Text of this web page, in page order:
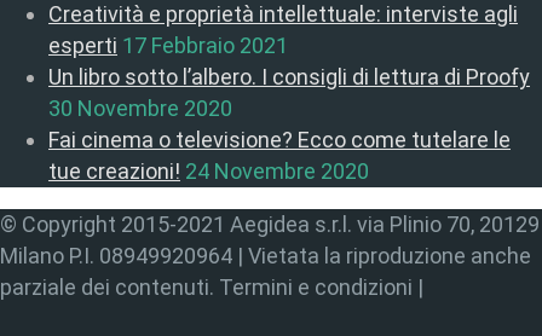
Creatività e proprietà intellettuale: interviste agli
esperti 17 Febbraio 2021
Un libro sotto l’albero. I consigli di lettura di Proofy
30 Novembre 2020
Fai cinema o televisione? Ecco come tutelare le
tue creazioni! 24 Novembre 2020
© Copyright 2015-2021 Aegidea s.r.l. via Plinio 70, 20129
Milano P.I. 08949920964 | Vietata la riproduzione anche
parziale dei contenuti. Termini e condizioni |